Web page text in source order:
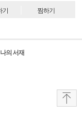
기 찜하기
나의 서재